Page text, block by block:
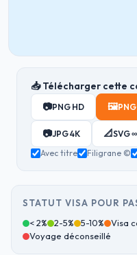
📥 Télécharger cette
📷PNG HD 🖼️
📷JPG 4K 📐SVG ∞
Avec titre
Filigrane ©
STATUT VISA POUR
< 2%
2-5% 5-10%
Visa
Voyage déconseillé